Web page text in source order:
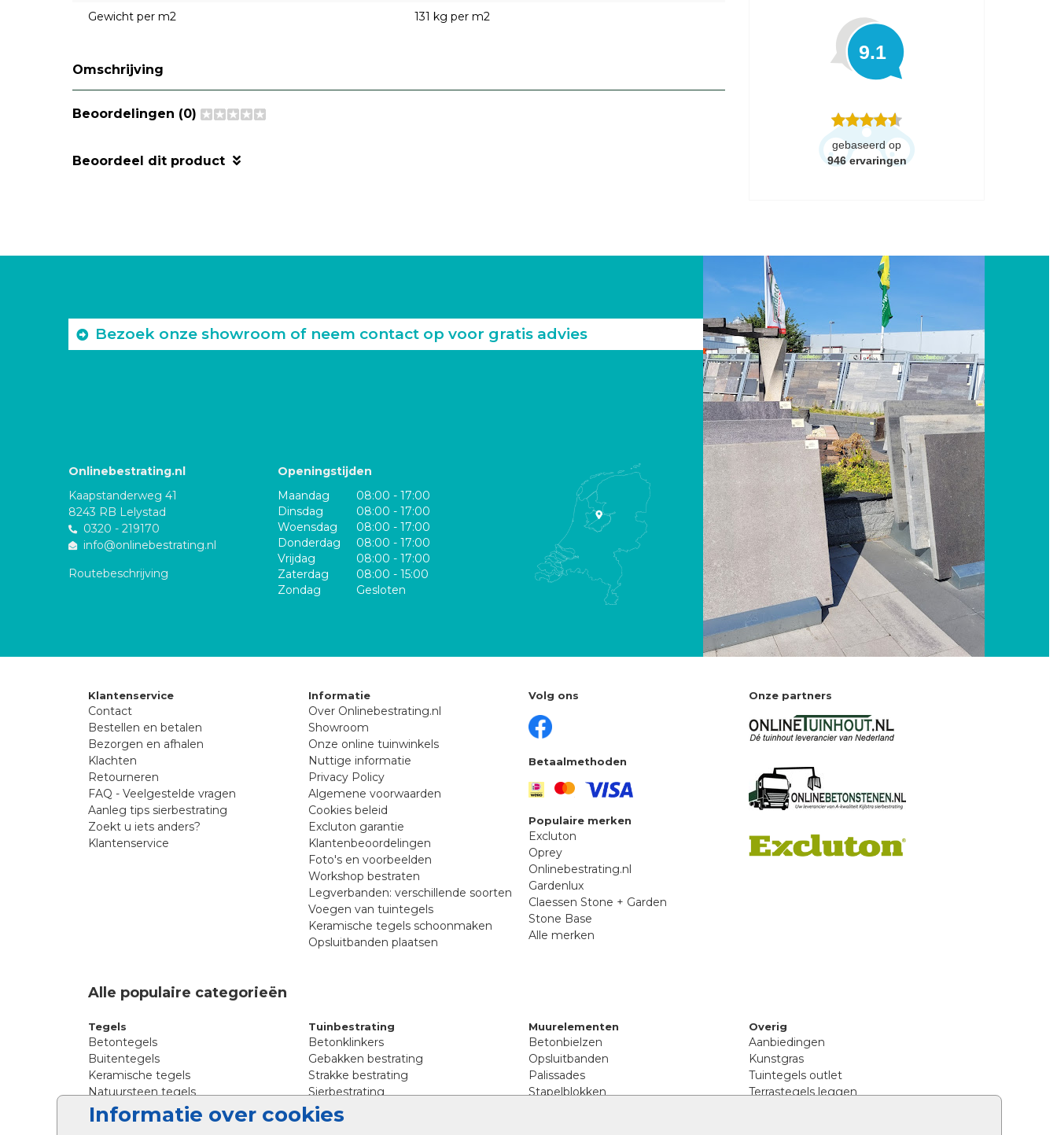
Informatie over cookies
Gewicht per m2
131 kg per m2
Omschrijving
Beoordelingen (0)
Beoordeel dit product
9.1
gebaseerd op
946 ervaringen
Bezoek onze showroom of neem contact op voor gratis advies
Onlinebestrating.nl
Kaapstanderweg 41
8243 RB Lelystad
0320 - 219170
info@onlinebestrating.nl
Routebeschrijving
Openingstijden
Maandag
08:00 - 17:00
Dinsdag
08:00 - 17:00
Woensdag
08:00 - 17:00
Donderdag
08:00 - 17:00
Vrijdag
08:00 - 17:00
Zaterdag
08:00 - 15:00
Zondag
Gesloten
Klantenservice
Contact
Bestellen en betalen
Bezorgen en afhalen
Klachten
Retourneren
FAQ - Veelgestelde vragen
Aanleg tips sierbestrating
Zoekt u iets anders?
Klantenservice
Informatie
Over Onlinebestrating.nl
Showroom
Onze online tuinwinkels
Nuttige informatie
Privacy Policy
Algemene voorwaarden
Cookies beleid
Excluton garantie
Klantenbeoordelingen
Foto's en voorbeelden
Workshop bestraten
Legverbanden: verschillende soorten
Voegen van tuintegels
Keramische tegels schoonmaken
Opsluitbanden plaatsen
Volg ons
Betaalmethoden
Populaire merken
Excluton
Oprey
Onlinebestrating.nl
Gardenlux
Claessen Stone + Garden
Stone Base
Alle merken
Onze partners
Alle populaire categorieën
Tegels
Betontegels
Buitentegels
Keramische tegels
Natuursteen tegels
Siertegels
Stoeptegels
Tuinbestrating
Betonklinkers
Gebakken bestrating
Strakke bestrating
Sierbestrating
Straatklinkers
Straatstenen
Muurelementen
Betonbielzen
Opsluitbanden
Palissades
Stapelblokken
Overig
Aanbiedingen
Kunstgras
Tuintegels outlet
Terrastegels leggen